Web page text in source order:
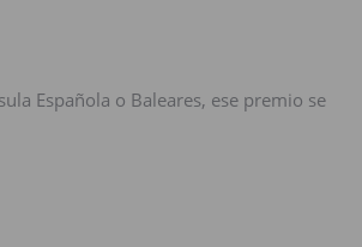
Española o Baleares, ese premio se